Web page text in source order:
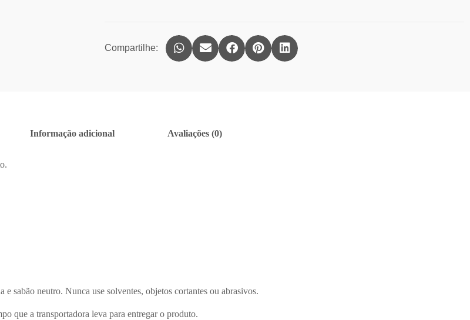
Compartilhe:
Informação adicional Avaliações (0)
sabão neutro. Nunca use solventes, objetos cortantes ou abrasivos.
que a transportadora leva para entregar o produto.